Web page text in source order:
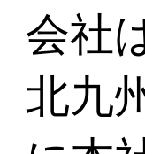
会社
北九